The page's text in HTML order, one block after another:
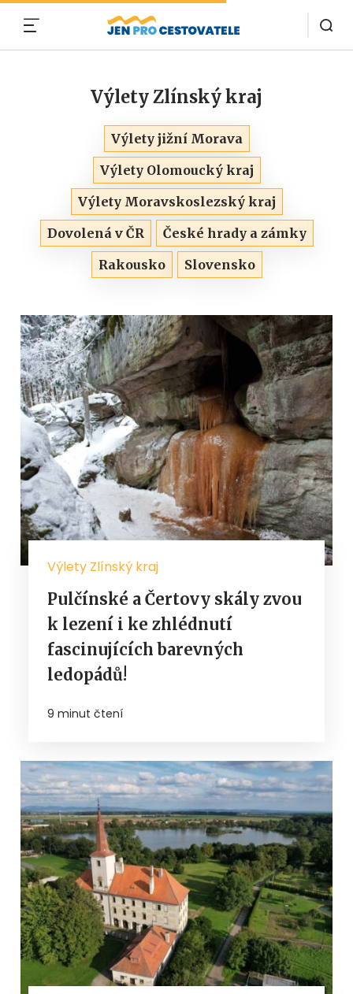
Výlety Zlínský kraj
Výlety jižní Morava
Výlety Olomoucký kraj
Výlety Moravskoslezský kraj
Dovolená v ČR
České hrady a zámky
Rakousko
Slovensko
Výlety Zlínský kraj
Pulčínské a Čertovy skály zvou
k lezení i ke zhlédnutí
fascinujících barevných
ledopádů!
9 minut čtení